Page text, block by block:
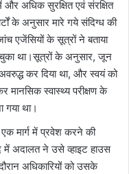
और अधिक सुरक्षित एवं संरक्षित
के अनुसार मारे गये संदिग्ध की
एजेंसियों के सूत्रों ने बताया
चुका था।सूत्रों के अनुसार, जून
कर दिया था, और स्वयं को
मानसिक स्वास्थ्य परीक्षण के
था।
मार्ग में प्रवेश करने की
में अदालत ने उसे व्हाइट हाउस
अधिकारियों को उसके